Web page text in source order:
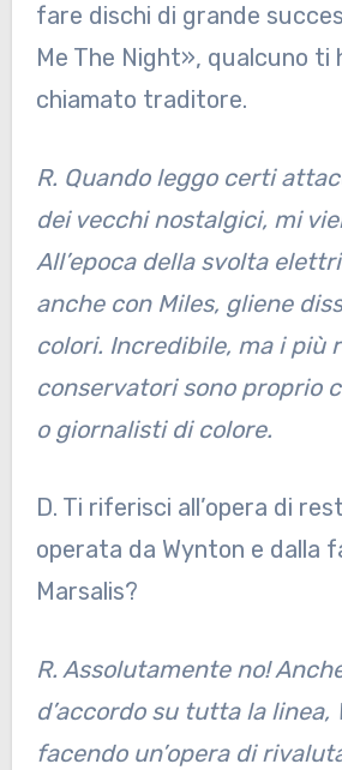
fare dischi di grande
Me The Night», qualcuno ti
chiamato traditore.
R. Quando leggo certi
dei vecchi nostalgici, mi
All’epoca della svolta
anche con Miles, gliene
colori. Incredibile, ma i più
conservatori sono proprio
o giornalisti di colore.
D. Ti riferisci all’opera di
operata da Wynton e dalla
Marsalis?
R. Assolutamente no!
d’accordo su tutta la linea,
facendo un’opera di